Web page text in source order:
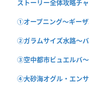
ストーリー全体攻略チ
①オープニング〜ギー
②ガラムサイズ水路〜
③空中都市ビュエルバ
④大砂海オグル・エン